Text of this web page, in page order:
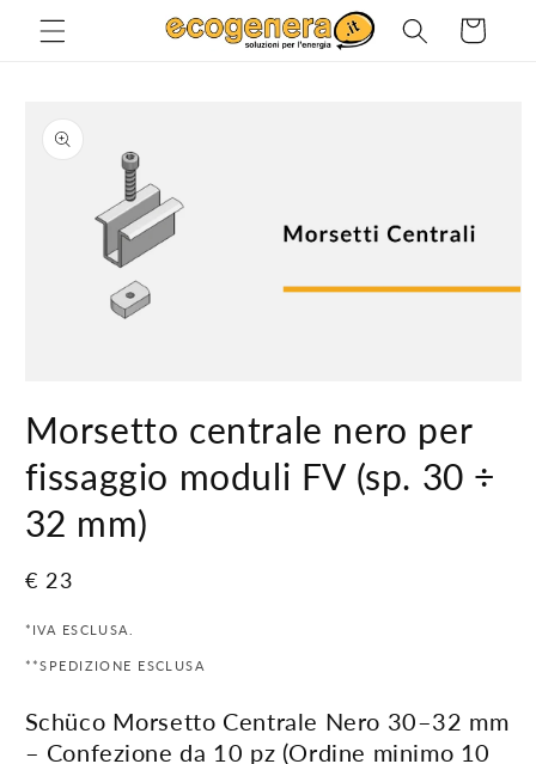
direttamente
Carrello
informazioni
sul prodotto
multimediali
1
in
finestra
modale
Morsetto centrale nero per
fissaggio moduli FV (sp. 30 ÷
32 mm)
Prezzo
listino
€ 23
*IVA ESCLUSA.
**SPEDIZIONE ESCLUSA
Schüco Morsetto Centrale Nero 30–32 mm
– Confezione da 10 pz (Ordine minimo 10